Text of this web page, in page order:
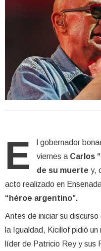
E l gobernador
viernes a Carlos
de su muerte y,
acto realizado en
“héroe argentino”.
Antes de iniciar su
la Igualdad, Kicillof pidió
líder de Patricio Rey y sus